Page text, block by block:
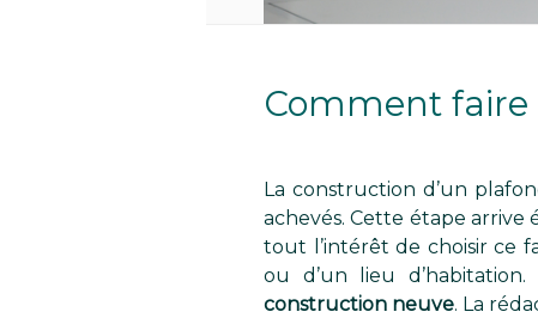
Comment
La construction d’un
achevés. Cette étape arrive
tout l’intérêt de choisir ce
ou d’un lieu d’habitation.
construction neuve. La